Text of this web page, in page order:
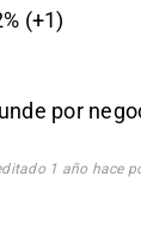
(+1)
por
1 año hace